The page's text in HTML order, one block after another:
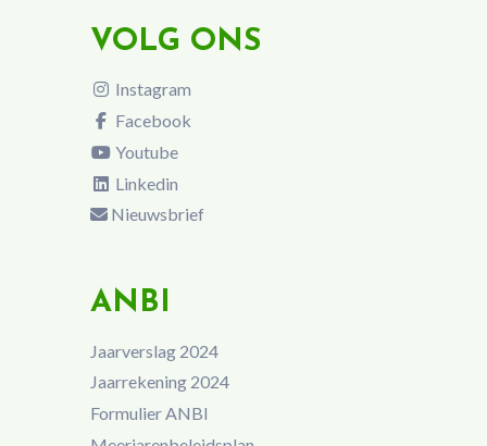
VOLG ONS
Instagram
Facebook
Youtube
Linkedin
Nieuwsbrief
ANBI
Jaarverslag 2024
Jaarrekening 2024
Formulier ANBI